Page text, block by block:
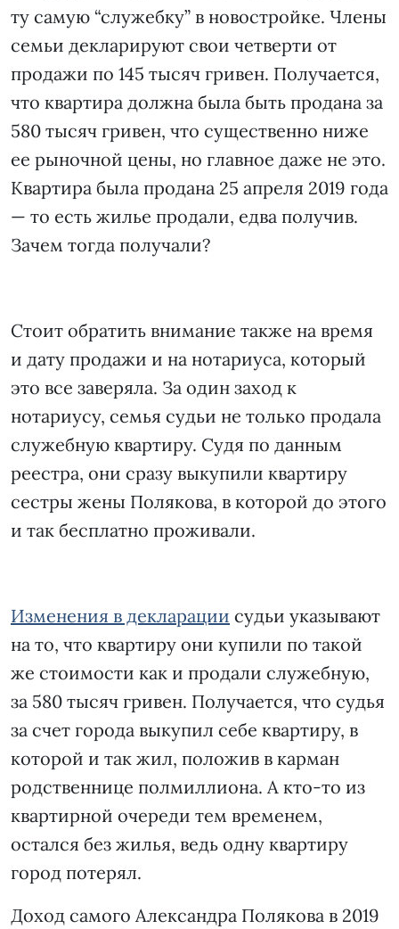
ту самую “служебку” в новостройке. Члены
семьи декларируют свои четверти от
продажи по 145 тысяч гривен. Получается,
что квартира должна была быть продана за
580 тысяч гривен, что существенно ниже
ее рыночной цены, но главное даже не это.
Квартира была продана 25 апреля 2019 года
— то есть жилье продали, едва получив.
Зачем тогда получали?
Стоит обратить внимание также на время
и дату продажи и на нотариуса, который
это все заверяла. За один заход к
нотариусу, семья судьи не только продала
служебную квартиру. Судя по данным
реестра, они сразу выкупили квартиру
сестры жены Полякова, в которой до этого
и так бесплатно проживали.
Изменения в декларации судьи указывают
на то, что квартиру они купили по такой
же стоимости как и продали служебную,
за 580 тысяч гривен. Получается, что судья
за счет города выкупил себе квартиру, в
которой и так жил, положив в карман
родственнице полмиллиона. А кто-то из
квартирной очереди тем временем,
остался без жилья, ведь одну квартиру
город потерял.
Доход самого Александра Полякова в 2019